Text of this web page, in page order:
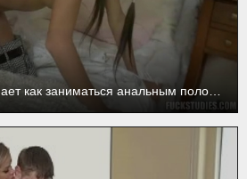
Шлендра студентка знает как заниматься анальным половым актом